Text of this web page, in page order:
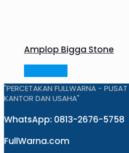
Amplop Bigga Stone
"PERCETAKAN FULLWARNA -
KANTOR DAN USAHA"
WhatsApp: 0813-2676-5758
FullWarna.com